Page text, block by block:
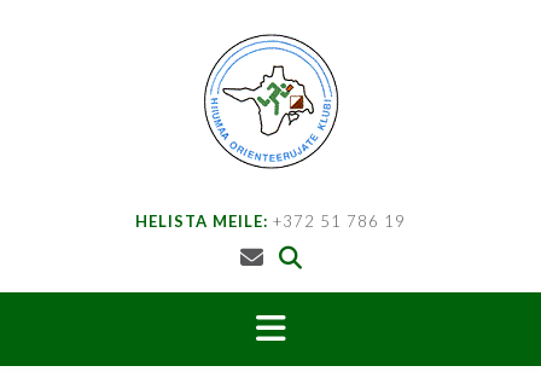
HELISTA MEILE: +372 51 786 19